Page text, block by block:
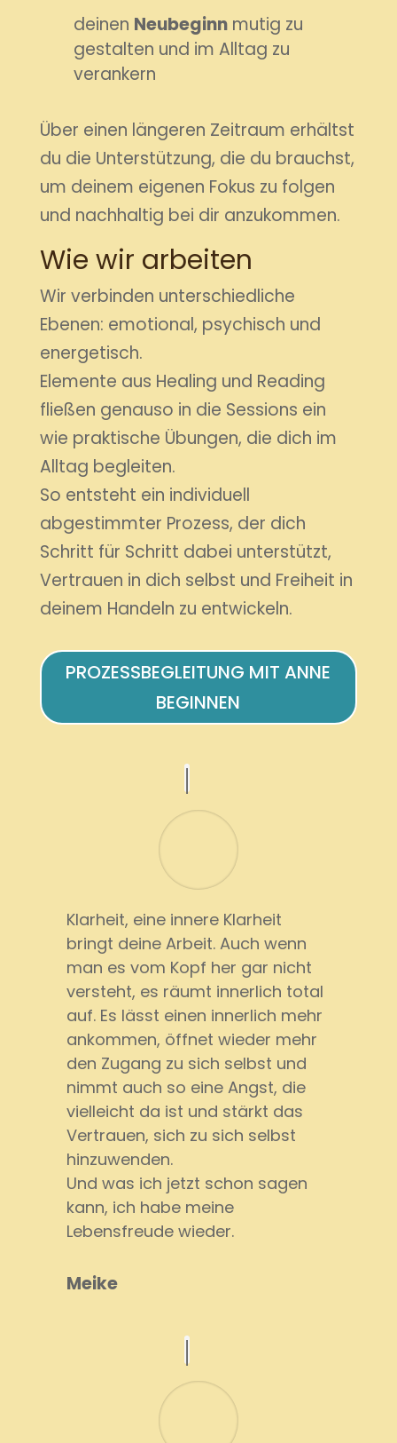
deinen Neubeginnmutig zu
gestalten und im Alltag zu
verankern
Über einen längeren Zeitraum erhältst
du die Unterstützung, die du brauchst,
um deinem eigenen Fokus zu folgen
und nachhaltig bei dir anzukommen.
Wie wir arbeiten
Wir verbinden unterschiedliche
Ebenen: emotional, psychisch und
energetisch.
Elemente aus Healing und Reading
fließen genauso in die Sessions ein
wie praktische Übungen, die dich im
Alltag begleiten.
So entsteht ein individuell
abgestimmter Prozess, der dich
Schritt für Schritt dabei unterstützt,
Vertrauen in dich selbst und Freiheit in
deinem Handeln zu entwickeln.
PROZESSBEGLEITUNG MIT ANNE
BEGINNEN
Klarheit, eine innere Klarheit
bringt deine Arbeit. Auch wenn
man es vom Kopf her gar nicht
versteht, es räumt innerlich total
auf. Es lässt einen innerlich mehr
ankommen, öffnet wieder mehr
den Zugang zu sich selbst und
nimmt auch so eine Angst, die
vielleicht da ist und stärkt das
Vertrauen, sich zu sich selbst
hinzuwenden.
Und was ich jetzt schon sagen
kann, ich habe meine
Lebensfreude wieder.
Meike